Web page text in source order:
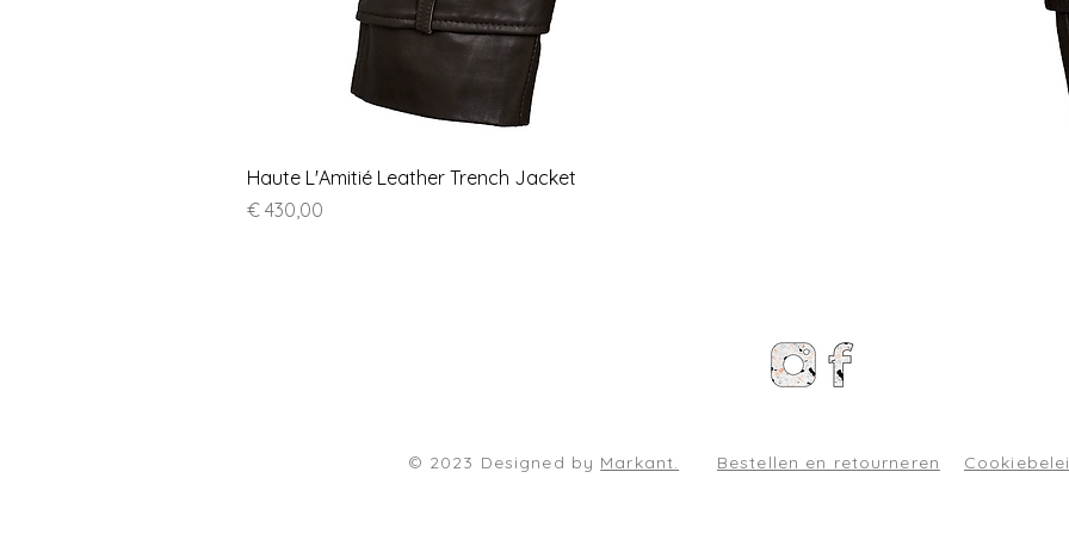
Haute L'Amitié Leather Trench Jacket
Prijs
€ 430,00
© 2023 Designed by Markant. Bestellen en retourneren